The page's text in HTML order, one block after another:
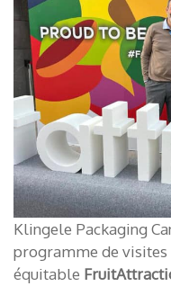
Klingele Packaging
programme de visites
équitable